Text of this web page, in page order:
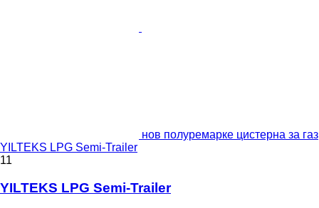
нов полуремарке цистерна за газ
YILTEKS LPG Semi-Trailer
11
YILTEKS LPG Semi-Trailer